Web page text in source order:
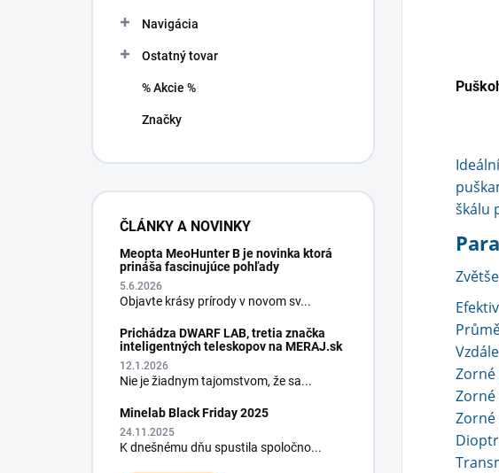
Navigácia
Ostatný tovar
% Akcie %
Značky
ČLÁNKY A NOVINKY
Meopta MeoHunter B je novinka ktorá
prináša fascinujúce pohľady
5.6.2026
Objavte krásy prírody v novom sv...
Prichádza DWARF LAB, tretia značka
inteligentných teleskopov na MERAJ.sk
12.1.2026
Nie je žiadnym tajomstvom, že sa...
Minelab Black Friday 2025
24.11.2025
K dnešnému dňu spustila spoločno...
škálu
Zorné
Zorné
Zorné